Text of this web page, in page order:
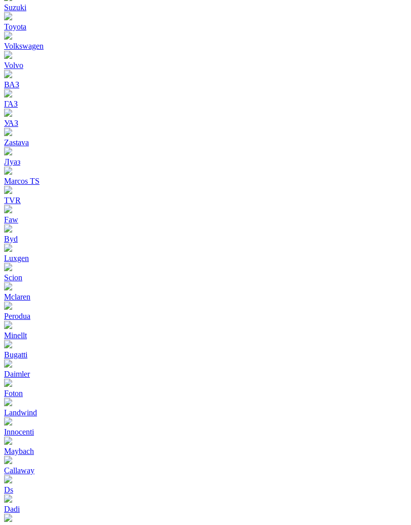
Suzuki
Toyota
Volkswagen
Volvo
ВАЗ
ГАЗ
УАЗ
Zastava
Луаз
Marcos TS
TVR
Faw
Byd
Luxgen
Scion
Mclaren
Perodua
Minellt
Bugatti
Daimler
Foton
Landwind
Innocenti
Maybach
Callaway
Ds
Dadi